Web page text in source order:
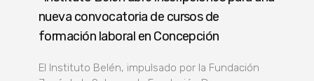
nueva convocatoria de cursos de
formación laboral en Concepción
El Instituto Belén, impulsado por la Fundación